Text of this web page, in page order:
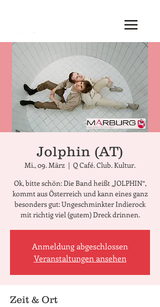
Jolphin (AT)
Mi., 09. März
  |
Q Café. Club. Kultur.
Ok, bitte schön: Die Band heißt „JOLPHIN“,
kommt aus Österreich und kann eines ganz
besonders gut: Ungeschminkter Indierock
mit richtig viel (gutem) Dreck drinnen.
Anmeldung abgeschlossen
Veranstaltungen ansehen
Zeit & Ort